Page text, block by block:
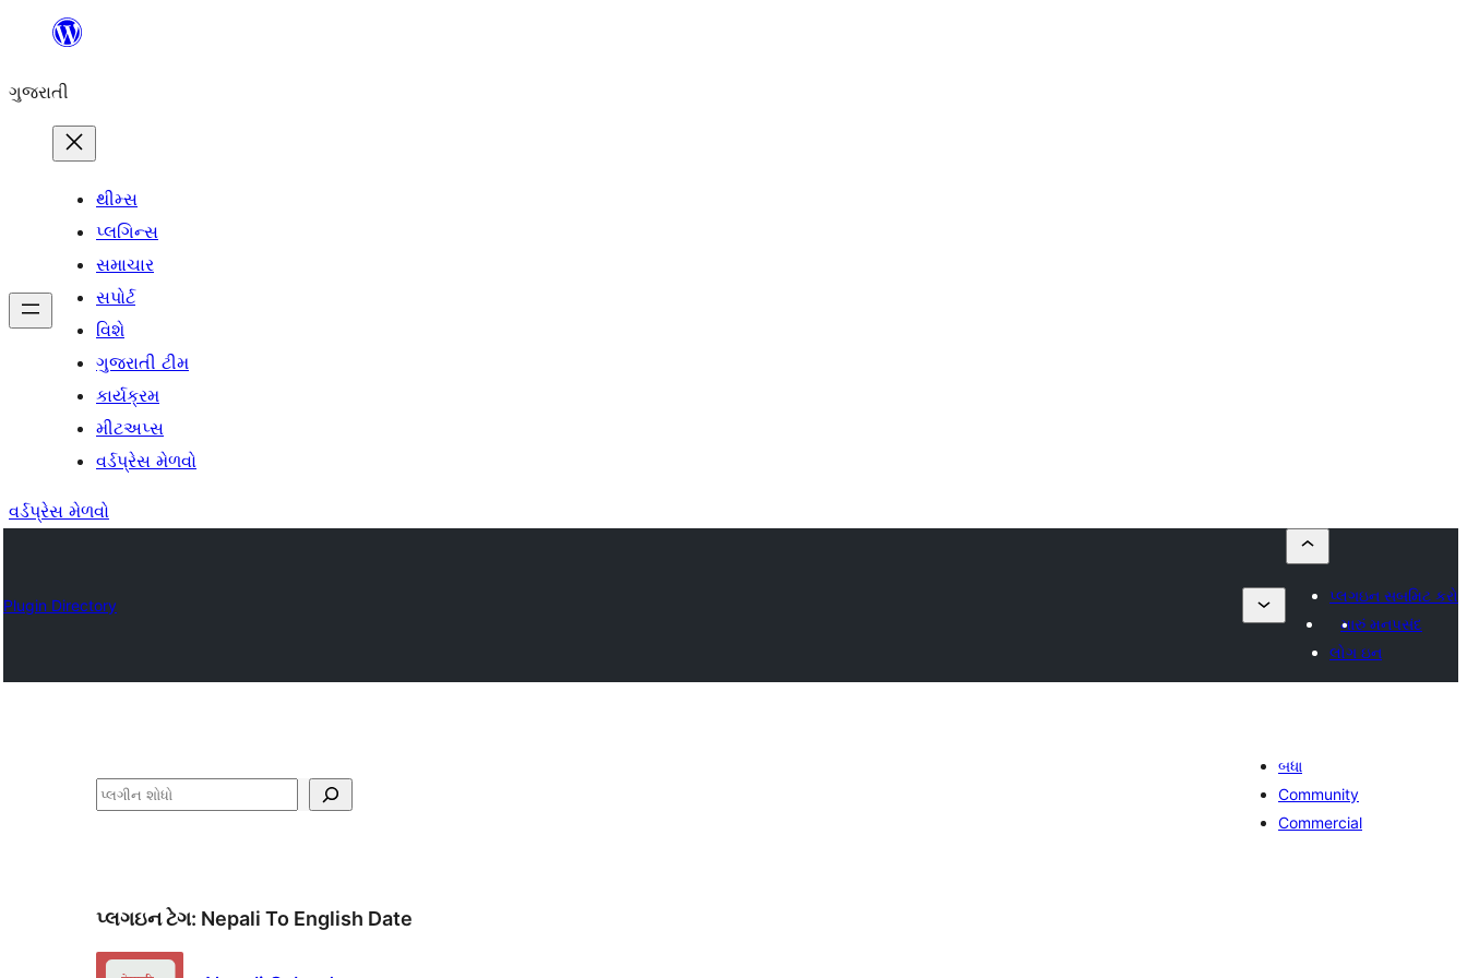
કંટેન્ટ(લખાણ)
જાઓ
ગુજરાતી
થીમ્સ
પ્લગિન્સ
સમાચાર
સપોર્ટ
વિશે
ગુજરાતી ટીમ
કાર્યક્રમ
મીટઅપ્સ
વર્ડપ્રેસ મેળવો
વર્ડપ્રેસ મેળવો
Plugin Directory
પ્લગઇન સબમિટ કરો
મારું મનપસંદ
લોગ ઇન
શોધો
બધા
Community
Commercial
પ્લગઇન ટેગ: Nepali To English Date